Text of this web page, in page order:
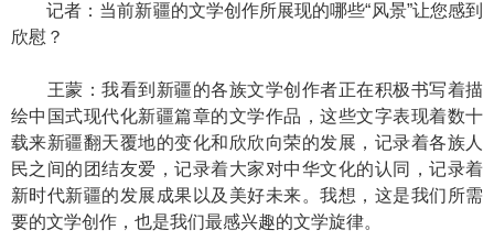
记者：当前新疆的文学创作所展现的哪些“风景”让您感到
欣慰？
王蒙：我看到新疆的各族文学创作者正在积极书写着描
绘中国式现代化新疆篇章的文学作品，这些文字表现着数十
载来新疆翻天覆地的变化和欣欣向荣的发展，记录着各族人
民之间的团结友爱，记录着大家对中华文化的认同，记录着
新时代新疆的发展成果以及美好未来。我想，这是我们所需
要的文学创作，也是我们最感兴趣的文学旋律。